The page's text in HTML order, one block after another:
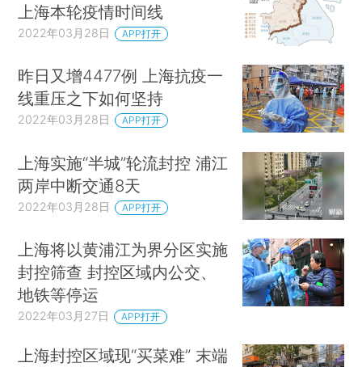
上海本轮疫情时间线
2022年03月28日 APP打开
昨日又增4477例 上海抗疫一
线重压之下如何坚持
2022年03月28日 APP打开
上海实施“半城”轮流封控 浦江
两岸中断交通8天
2022年03月28日 APP打开
上海将以黄浦江为界分区实施
封控筛查 封控区域内公交、
地铁等停运
2022年03月27日 APP打开
上海封控区域现“买菜难” 末端